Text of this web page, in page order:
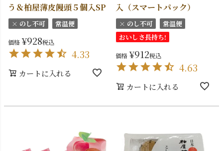
う＆柏屋薄皮饅頭５個入SP
× のし不可 常温便
価格 ¥928税込
4.33
カートに入れる
入（スマートパック）
× のし不可
常温便
おいしさ長持ち!
価格 ¥912税込
4.63
カートに入れる